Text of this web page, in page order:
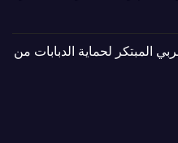
المبتكر لحماية الدبابات من